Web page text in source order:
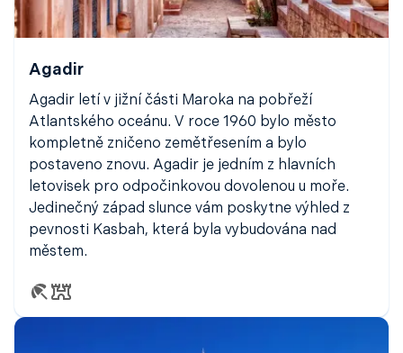
Agadir
Agadir letí v jižní části Maroka na pobřeží
Atlantského oceánu. V roce 1960 bylo město
kompletně zničeno zemětřesením a bylo
postaveno znovu. Agadir je jedním z hlavních
letovisek pro odpočinkovou dovolenou u moře.
Jedinečný západ slunce vám poskytne výhled z
pevnosti Kasbah, která byla vybudována nad
městem.